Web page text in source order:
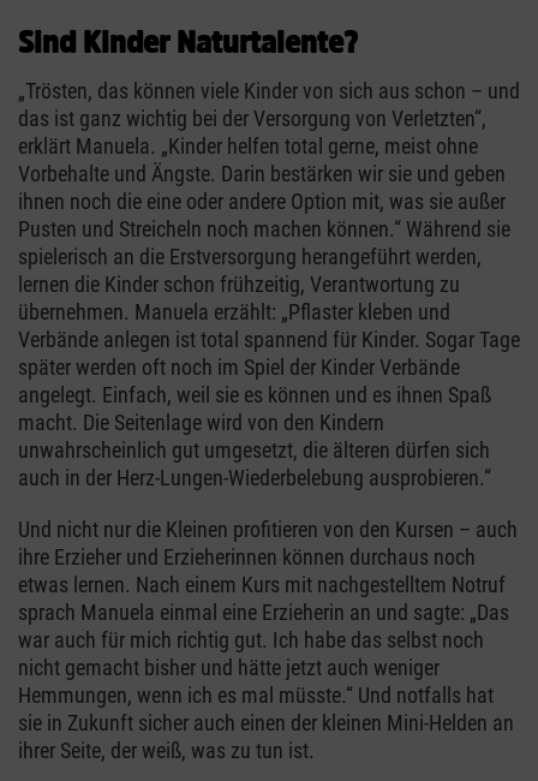
Sind Kinder Naturtalente?
„Trösten, das können viele Kinder von sich aus schon – und
das ist ganz wichtig bei der Versorgung von Verletzten“,
erklärt Manuela. „Kinder helfen total gerne, meist ohne
Vorbehalte und Ängste. Darin bestärken wir sie und geben
ihnen noch die eine oder andere Option mit, was sie außer
Pusten und Streicheln noch machen können.“ Während sie
spielerisch an die Erstversorgung herangeführt werden,
lernen die Kinder schon frühzeitig, Verantwortung zu
übernehmen. Manuela erzählt: „Pflaster kleben und
Verbände anlegen ist total spannend für Kinder. Sogar Tage
später werden oft noch im Spiel der Kinder Verbände
angelegt. Einfach, weil sie es können und es ihnen Spaß
macht. Die Seitenlage wird von den Kindern
unwahrscheinlich gut umgesetzt, die älteren dürfen sich
auch in der Herz-Lungen-Wiederbelebung ausprobieren.“
Und nicht nur die Kleinen profitieren von den Kursen – auch
ihre Erzieher und Erzieherinnen können durchaus noch
etwas lernen. Nach einem Kurs mit nachgestelltem Notruf
sprach Manuela einmal eine Erzieherin an und sagte: „Das
war auch für mich richtig gut. Ich habe das selbst noch
nicht gemacht bisher und hätte jetzt auch weniger
Hemmungen, wenn ich es mal müsste.“ Und notfalls hat
sie in Zukunft sicher auch einen der kleinen Mini-Helden an
ihrer Seite, der weiß, was zu tun ist.